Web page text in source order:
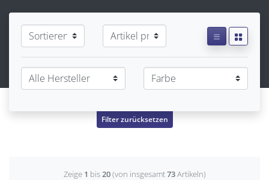
Filter zurücksetzen
Zeige 1 bis20(von insgesamt73Artikeln)